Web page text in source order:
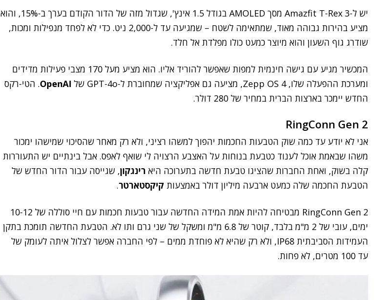
יש ל-Amazfit T-Rex 3 מסך AMOLED בגודל 1.5 אינץ', שגדול מזה של הדור הקודם בערך ב-15%, והוא
מציע בהירות גבוהה מאוד, שמתאימה לשטח – שמגיעה עד ל-2,000 ניט. כדי לא לפחד מנפילות ומכות,
שודרג גוף השעון והוא מיוצר כמעט כולו מפלדת אל חלד.
המכשיר מגיע עם גישה חינמית למפות שאפשר להוריד אליו. הוא מציע מעל 170 מצבי פעילות מדידים
ומערכת ההפעלה שלו, Zepp OS 4, מציעה גם אפליקציה שמחוברת ל-GPT-4o של
OpenAI. הטי-רקס
החדש יימכר בארצות הברית במחיר של 280 דולר.
RingConn Gen 2
אני לא יודע עד כמה שוק הטבעות החכמות יהפוך למשהו רציני, ולא רק מאחר שהסיכוי שמישהו ימכור
משהו שבאמת אוכל לענוד כטבעת בנוחות על האצבע הרצויה לי שואף לאפס. אבל בינתיים יש התעוררות
קלה בשוק, ואחת החברות שהציגו טבעת חדשה בתערוכה היא רינגקון, שגייסה עבור הדור החדש של
הטבעת החכמה שלה כמעט ארבעה מיליון דולר באמצעות קיקסטארטר.
RingConn Gen 2 מבטיחה להיות אמת המידה החדשה עבור טבעות חכמות עם חיי סוללה של 10-12
ימים, עובי של 2 מ"מ בלבד, קוטר של 6.8 מ"מ ומשקל של שני גרם ותו לא. הטבעת החדשה תומכת בתקן
העמידות הסביבתית IP68, ולא רק שהיא לא פוחדת ממים – לפי החברה אפשר לצלול איתה לעומק של
עד 100 מטרים, לא פחות.